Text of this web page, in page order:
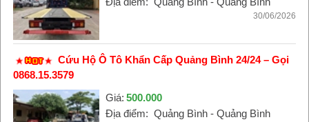
30/06/2026
Cứu Hộ Ô Tô Khẩn Cấp Quảng Bình 24/24 – Gọi
0868.15.3579
Giá: 500.000
Địa điểm: Quảng Bình - Quảng Bình